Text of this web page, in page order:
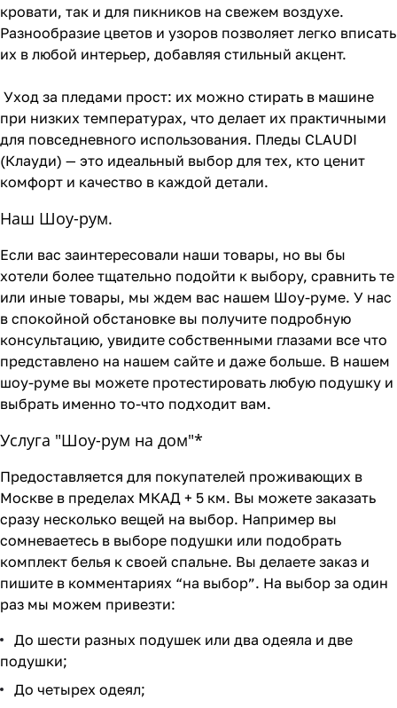
кровати, так и для пикников на свежем воздухе.
Разнообразие цветов и узоров позволяет легко вписать
их в любой интерьер, добавляя стильный акцент.
Уход за пледами прост: их можно стирать в машине
при низких температурах, что делает их практичными
для повседневного использования. Пледы CLAUDI
(Клауди) — это идеальный выбор для тех, кто ценит
комфорт и качество в каждой детали.
Наш Шоу-рум.
Если вас заинтересовали наши товары, но вы бы
хотели более тщательно подойти к выбору, сравнить те
или иные товары, мы ждем вас нашем Шоу-руме. У нас
в спокойной обстановке вы получите подробную
консультацию, увидите собственными глазами все что
представлено на нашем сайте и даже больше. В нашем
шоу-руме вы можете протестировать любую подушку и
выбрать именно то-что подходит вам.
Услуга "Шоу-рум на дом"*
Предоставляется для покупателей проживающих в
Москве в пределах МКАД + 5 км. Вы можете заказать
сразу несколько вещей на выбор. Например вы
сомневаетесь в выборе подушки или подобрать
комплект белья к своей спальне. Вы делаете заказ и
пишите в комментариях “на выбор”. На выбор за один
раз мы можем привезти:
До шести разных подушек или два одеяла и две
подушки;
До четырех одеял;